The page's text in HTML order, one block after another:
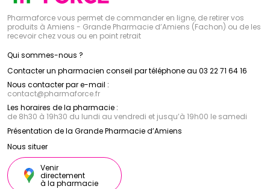
Pharmaforce vous permet de commander en ligne, de retirer vos
produits à Amiens - Grande Pharmacie d’Amiens (Fachon) ou de les
recevoir chez vous ou en point retrait
Qui sommes-nous ?
Contacter un pharmacien conseil par téléphone au 03 22 71 64 16
Nous contacter par e-mail :
contact@pharmaforce.fr
Les horaires de la pharmacie :
de 8h30 à 19h30 du lundi au vendredi et jusqu’à 19h00 le samedi
Présentation de la Grande Pharmacie d’Amiens
Nous situer
Venir
directement
à la pharmacie